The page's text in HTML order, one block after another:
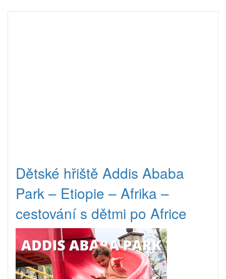
Dětské hřiště Addis Ababa
Park – Etiopie – Afrika –
cestování s dětmi po Africe